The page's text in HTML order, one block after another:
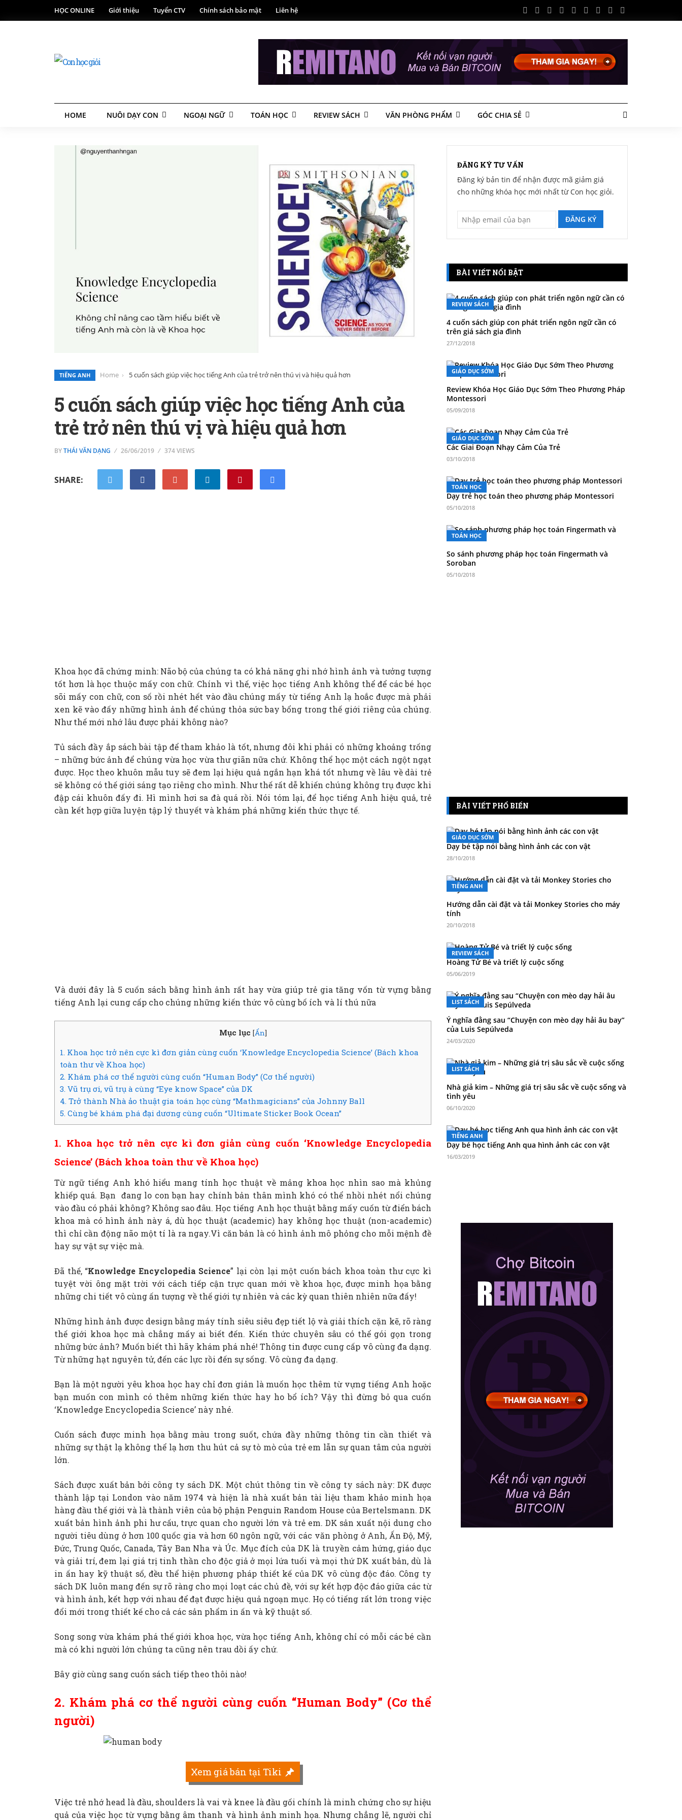
HỌC ONLINE Giới thiệu Tuyển CTV Chính sách bảo mật Liên hệ
HOME NUÔI DẠY CON NGOẠI NGỮ TOÁN HỌC REVIEW SÁCH VĂN PHÒNG PHẨM GÓC CHIA SẺ
TIẾNG ANH Home 5 cuốn sách giúp việc học tiếng Anh của trẻ trở nên thú vị và hiệu quả hơn
5 cuốn sách giúp việc học tiếng Anh của
trẻ trở nên thú vị và hiệu quả hơn
BYTHÁI VĂN DẠNG 26/06/2019 374 VIEWS
SHARE:
Khoa học đã chứng minh: Não bộ của chúng ta có khả năng ghi nhớ hình ảnh và tưởng tượng
tốt hơn là học thuộc mấy con chữ. Chính vì thế, việc học tiếng Anh không thể để các bé học
sõi mấy con chữ, con số rồi nhét hết vào đầu chúng mấy từ tiếng Anh lạ hoắc được mà phải
xen kẽ vào đấy những hình ảnh để chúng thỏa sức bay bổng trong thế giới riêng của chúng.
Như thế mới nhớ lâu được phải không nào?
Tủ sách đầy ắp sách bài tập để tham khảo là tốt, nhưng đôi khi phải có những khoảng trống
– những bức ảnh để chúng vừa học vừa thư giãn nữa chứ. Không thể học một cách ngột ngạt
được. Học theo khuôn mẫu tuy sẽ đem lại hiệu quả ngắn hạn khá tốt nhưng về lâu về dài trẻ
sẽ không có thế giới sáng tạo riêng cho mình. Như thế rất dễ khiến chúng không trụ được khi
đập cái khuôn đấy đi. Hì mình hơi sa đà quá rồi. Nói tóm lại, để học tiếng Anh hiệu quả, trẻ
cần kết hợp giữa luyện tập lý thuyết và khám phá những kiến thức thực tế.
Và dưới đây là 5 cuốn sách bằng hình ảnh rất hay vừa giúp trẻ gia tăng vốn từ vựng bằng
tiếng Anh lại cung cấp cho chúng những kiến thức vô cùng bố ích và lí thú nữa
Mục lục [Ẩn]
1. Khoa học trở nên cực kì đơn giản cùng cuốn ‘Knowledge Encyclopedia Science’ (Bách khoa
toàn thư về Khoa học)
2. Khám phá cơ thể người cùng cuốn “Human Body” (Cơ thể người)
3. Vũ trụ ơi, vũ trụ à cùng “Eye know Space” của DK
4. Trở thành Nhà ảo thuật gia toán học cùng “Mathmagicians” của Johnny Ball
5. Cùng bé khám phá đại dương cùng cuốn “Ultimate Sticker Book Ocean”
1. Khoa học trở nên cực kì đơn giản cùng cuốn ‘Knowledge Encyclopedia
Science’ (Bách khoa toàn thư về Khoa học)
Từ ngữ tiếng Anh khó hiểu mang tính học thuật về mảng khoa học nhìn sao mà khủng
khiếp quá. Bạn đang lo con bạn hay chính bản thân mình khó có thể nhồi nhét nổi chúng
vào đầu có phải không? Không sao đâu. Học tiếng Anh học thuật bằng mấy cuốn từ điển bách
khoa mà có hình ảnh này á, dù học thuật (academic) hay không học thuật (non-academic)
thì chỉ cần động não một tí là ra ngay.Vì căn bản là có hình ảnh mô phỏng cho mỗi mệnh đề
hay sự vật sự việc mà.
Đã thế, “Knowledge Encyclopedia Science” lại còn lại một cuốn bách khoa toàn thư cực kì
tuyệt vời ông mặt trời với cách tiếp cận trực quan mới về khoa học, được minh họa bằng
những chi tiết vô cùng ấn tượng về thế giới tự nhiên và các kỳ quan thiên nhiên nữa đấy!
Những hình ảnh được design bằng máy tính siêu siêu đẹp tiết lộ và giải thích cặn kẽ, rõ ràng
thế giới khoa học mà chẳng mấy ai biết đến. Kiến thức chuyên sâu có thể gói gọn trong
những bức ảnh? Muốn biết thì hãy khám phá nhé! Thông tin được cung cấp vô cùng đa dạng.
Từ những hạt nguyên tử, đến các lực rồi đến sự sống. Vô cùng đa dạng.
Bạn là một người yêu khoa học hay chỉ đơn giản là muốn học thêm từ vựng tiếng Anh hoặc
bạn muốn con mình có thêm những kiến thức hay ho bổ ích? Vậy thì đừng bỏ qua cuốn
‘Knowledge Encyclopedia Science’ này nhé.
Cuốn sách được minh họa bằng màu trong suốt, chứa đầy những thông tin cần thiết và
những sự thật lạ không thể lạ hơn thu hút cả sự tò mò của trẻ em lẫn sự quan tâm của người
lớn.
Sách được xuất bản bởi công ty sách DK. Một chút thông tin về công ty sách này: DK được
thành lập tại London vào năm 1974 và hiện là nhà xuất bản tài liệu tham khảo minh họa
hàng đầu thế giới và là thành viên của bộ phận Penguin Random House của Bertelsmann. DK
xuất bản hình ảnh phi hư cấu, trực quan cho người lớn và trẻ em. DK sản xuất nội dung cho
người tiêu dùng ở hơn 100 quốc gia và hơn 60 ngôn ngữ, với các văn phòng ở Anh, Ấn Độ, Mỹ,
Đức, Trung Quốc, Canada, Tây Ban Nha và Úc. Mục đích của DK là truyền cảm hứng, giáo dục
và giải trí, đem lại giá trị tinh thần cho độc giả ở mọi lứa tuổi và mọi thứ DK xuất bản, dù là
in ấn hay kỹ thuật số, đều thể hiện phương pháp thiết kế của DK vô cùng độc đáo. Công ty
sách DK luôn mang đến sự rõ ràng cho mọi loạt các chủ đề, với sự kết hợp độc đáo giữa các từ
và hình ảnh, kết hợp với nhau để đạt được hiệu quả ngoạn mục. Họ có tiếng rất lớn trong việc
đổi mới trong thiết kế cho cả các sản phẩm in ấn và kỹ thuật số.
Song song vừa khám phá thế giới khoa học, vừa học tiếng Anh, không chỉ có mỗi các bé cần
mà có khi người lớn chúng ta cũng nên trau dồi ấy chứ.
Bây giờ cùng sang cuốn sách tiếp theo thôi nào!
2. Khám phá cơ thể người cùng cuốn “Human Body” (Cơ thể
người)
Xem giá bán tại Tiki
Việc trẻ nhớ head là đầu, shoulders là vai và knee là đầu gối chính là minh chứng cho sự hiệu
quả của việc học từ vựng bằng âm thanh và hình ảnh minh họa. Nhưng chẳng lẽ, người chỉ
ĐĂNG KÝ TƯ VẤN
Đăng ký bản tin để nhận được mã giảm giá
cho những khóa học mới nhất từ Con học giỏi.
ĐĂNG KÝ
BÀI VIẾT NỔI BẬT
REVIEW SÁCH
4 cuốn sách giúp con phát triển ngôn ngữ cần có
trên giá sách gia đình
27/12/2018
GIÁO DỤC SỚM
Review Khóa Học Giáo Dục Sớm Theo Phương Pháp
Montessori
05/09/2018
GIÁO DỤC SỚM
Các Giai Đoạn Nhạy Cảm Của Trẻ
03/10/2018
TOÁN HỌC
Dạy trẻ học toán theo phương pháp Montessori
05/10/2018
TOÁN HỌC
So sánh phương pháp học toán Fingermath và
Soroban
05/10/2018
BÀI VIẾT PHỔ BIẾN
GIÁO DỤC SỚM
Dạy bé tập nói bằng hình ảnh các con vật
28/10/2018
TIẾNG ANH
Hướng dẫn cài đặt và tải Monkey Stories cho máy
tính
20/10/2018
REVIEW SÁCH
Hoàng Tử Bé và triết lý cuộc sống
05/06/2019
LIST SÁCH
Ý nghĩa đằng sau “Chuyện con mèo dạy hải âu bay”
của Luis Sepúlveda
24/03/2020
LIST SÁCH
Nhà giả kim – Những giá trị sâu sắc về cuộc sống và
tình yêu
06/10/2020
TIẾNG ANH
Dạy bé học tiếng Anh qua hình ảnh các con vật
16/03/2019